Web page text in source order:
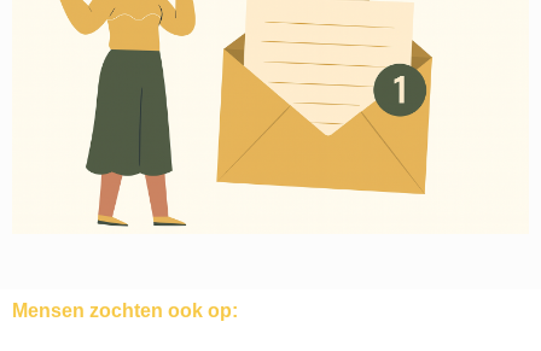
Mensen zochten ook op: